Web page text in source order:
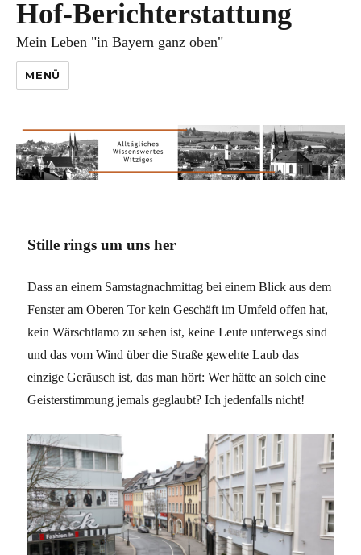
Hof-Berichterstattung
Mein Leben "in Bayern ganz oben"
MENÜ
Stille rings um uns her
Dass an einem Samstagnachmittag bei einem Blick aus dem
Fenster am Oberen Tor kein Geschäft im Umfeld offen hat,
kein Wärschtlamo zu sehen ist, keine Leute unterwegs sind
und das vom Wind über die Straße gewehte Laub das
einzige Geräusch ist, das man hört: Wer hätte an solch eine
Geisterstimmung jemals geglaubt? Ich jedenfalls nicht!